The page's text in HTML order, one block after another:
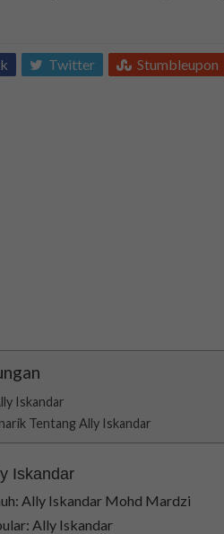
Twitter Stumbleupon
Iskandar
Tentang Ally Iskandar
Iskandar
Ally Iskandar Mohd Mardzi
Ally Iskandar